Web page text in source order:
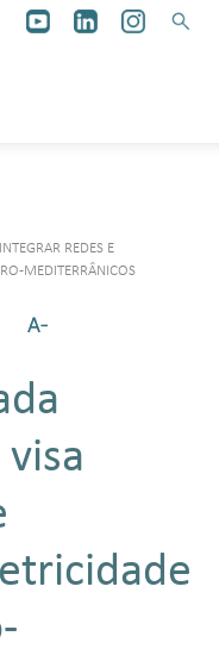
REDES E
MEDITERRÂNICOS